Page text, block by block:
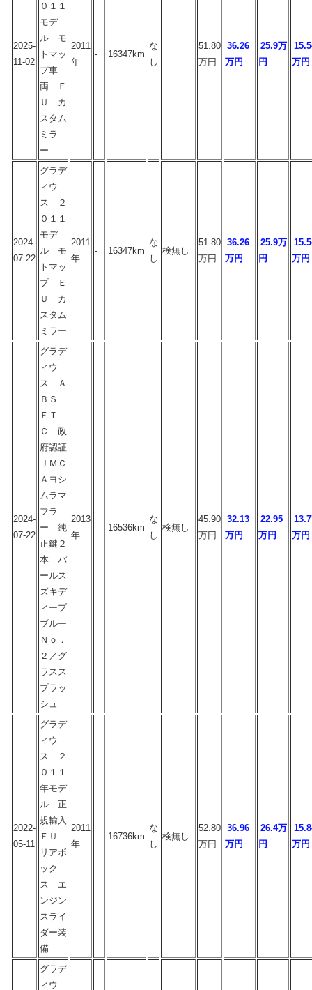
2025-
11-02
０１１
モデ
ル モ
トマッ
プ車
両 Ｅ
Ｕ カ
スタム
ミラ
ー
2011
年
- 16347km
な
し
51.80
万円
36.26
万円
25.9万
円
万円
2024-
07-22
グラデ
ィウ
ス ２
０１１
モデ
ル モ
トマッ
プ Ｅ
Ｕ カ
スタム
ミラー
2011
年
- 16347km
な
し
検無し
51.80
万円
36.26
万円
25.9万
円
万円
2024-
07-22
グラデ
ィウ
ス Ａ
ＢＳ
ＥＴ
Ｃ 政
府認証
ＪＭＣ
Ａヨシ
ムラマ
フラ
ー 純
正鍵２
本 パ
ールス
ズキデ
ィープ
ブルー
Ｎｏ．
２／グ
ラスス
プラッ
シュ
2013
年
- 16536km
な
し
検無し
45.90
万円
32.13
万円
22.95
万円
万円
2022-
05-11
グラデ
ィウ
ス ２
０１１
年モデ
ル 正
規輸入
ＥＵ
リアボ
ック
ス エ
ンジン
スライ
ダー装
備
2011
年
- 16736km
な
し
検無し
52.80
万円
36.96
万円
26.4万
円
万円
グラデ
ィウ